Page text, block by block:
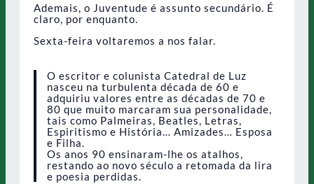
Ademais, o Juventude é assunto secundário. É
claro, por enquanto.
Sexta-feira voltaremos a nos falar.
O escritor e colunista Catedral de Luz
nasceu na turbulenta década de 60 e
adquiriu valores entre as décadas de 70 e
80 que muito marcaram sua personalidade,
tais como Palmeiras, Beatles, Letras,
Espiritismo e História… Amizades… Esposa
e Filha.
Os anos 90 ensinaram-lhe os atalhos,
restando ao novo século a retomada da lira
e poesia perdidas.